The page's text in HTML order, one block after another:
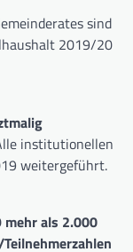
sind
2019/20
institutionellen
weitergeführt.
mehr als 2.000